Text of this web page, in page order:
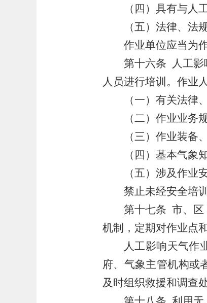
（四）具有与人
（五）法律、法
作业单位应当为
第十六条
人工
人员进行培训。作业
（一）有关法律
（二）作业业务
（三）作业装备
（四）基本气象
（五）涉及作业
禁止未经安全培
第十七条 市、区
机制，定期对作业点
人工影响天气作
府、气象主管机构或
及时组织救援和调查处